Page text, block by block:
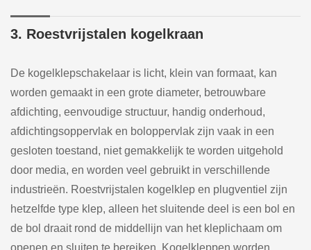
3. Roestvrijstalen kogelkraan
De kogelklepschakelaar is licht, klein van formaat, kan
worden gemaakt in een grote diameter, betrouwbare
afdichting, eenvoudige structuur, handig onderhoud,
afdichtingsoppervlak en boloppervlak zijn vaak in een
gesloten toestand, niet gemakkelijk te worden uitgehold
door media, en worden veel gebruikt in verschillende
industrieën. Roestvrijstalen kogelklep en plugventiel zijn
hetzelfde type klep, alleen het sluitende deel is een bol en
de bol draait rond de middellijn van het kleplichaam om
openen en sluiten te bereiken. Kogelkleppen worden